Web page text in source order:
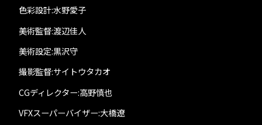
色彩設計:水野愛子
美術監督:渡辺佳人
美術設定:黒沢守
撮影監督:サイトウタカオ
CGディレクター:高野慎也
VFXスーパーバイザー:大橋遼